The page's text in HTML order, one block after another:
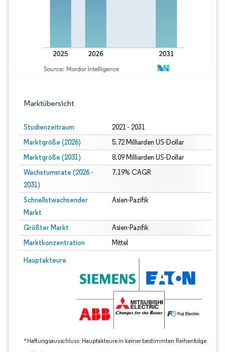
Marktübersicht
Studienzeitraum 2021 - 2031
Marktgröße (2026) 5.72 Milliarden US-Dollar
Marktgröße (2031) 8.09 Milliarden US-Dollar
Wachstumsrate (2026 -
2031)
7.19% CAGR
Schnellstwachsender
Markt
Asien-Pazifik
Größter Markt Asien-Pazifik
Marktkonzentration Mittel
Hauptakteure
*Haftungsausschluss: Hauptakteure in keiner bestimmten Reihenfolge
Bild © Mordor Intelligence. Wiederverwendung erfordert Namensnennung